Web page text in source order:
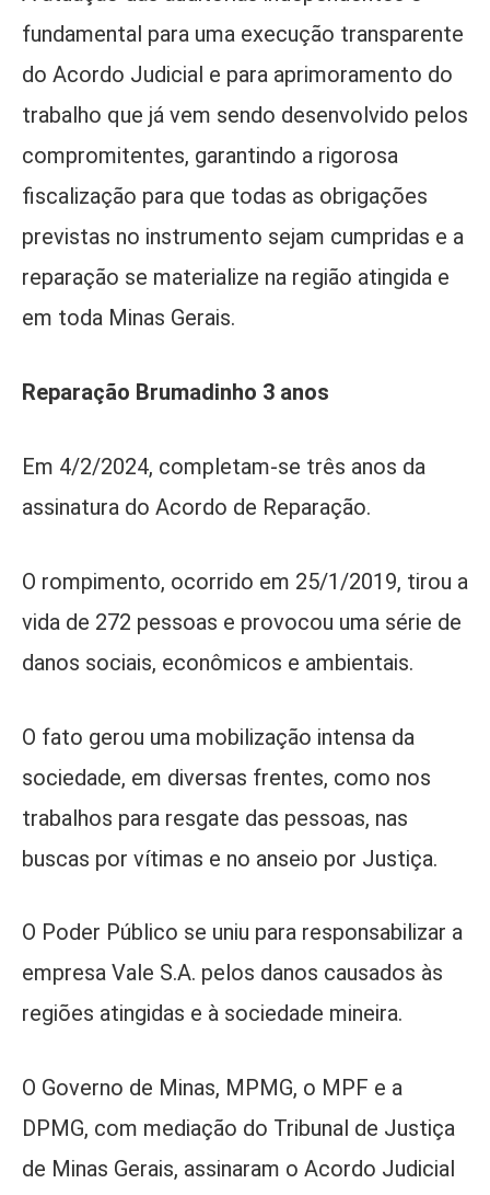
fundamental para uma execução transparente
do Acordo Judicial e para aprimoramento do
trabalho que já vem sendo desenvolvido pelos
compromitentes, garantindo a rigorosa
fiscalização para que todas as obrigações
previstas no instrumento sejam cumpridas e a
reparação se materialize na região atingida e
em toda Minas Gerais.
Reparação Brumadinho 3 anos
Em 4/2/2024, completam-se três anos da
assinatura do Acordo de Reparação.
O rompimento, ocorrido em 25/1/2019, tirou a
vida de 272 pessoas e provocou uma série de
danos sociais, econômicos e ambientais.
O fato gerou uma mobilização intensa da
sociedade, em diversas frentes, como nos
trabalhos para resgate das pessoas, nas
buscas por vítimas e no anseio por Justiça.
O Poder Público se uniu para responsabilizar a
empresa Vale S.A. pelos danos causados às
regiões atingidas e à sociedade mineira.
O Governo de Minas, MPMG, o MPF e a
DPMG, com mediação do Tribunal de Justiça
de Minas Gerais, assinaram o Acordo Judicial